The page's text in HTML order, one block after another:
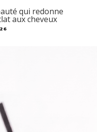
qui redonne
aux cheveux